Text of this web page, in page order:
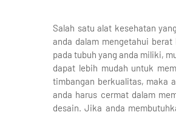
Salah satu alat kesehatan
anda dalam mengetahui
pada tubuh yang anda miliki,
dapat lebih mudah untuk
timbangan berkualitas, maka
anda harus cermat dalam
desain. Jika anda